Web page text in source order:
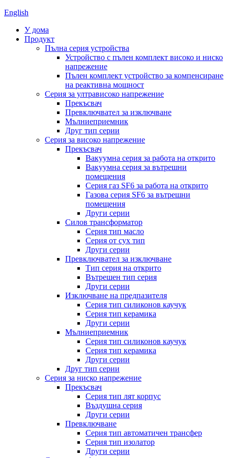
English
У дома
Продукт
Пълна серия устройства
Устройство с пълен комплект високо и ниско
напрежение
Пълен комплект устройство за компенсиране
на реактивна мощност
Серия за ултрависоко напрежение
Прекъсвач
Превключвател за изключване
Мълниеприемник
Друг тип серии
Серия за високо напрежение
Прекъсвач
Вакуумна серия за работа на открито
Вакуумна серия за вътрешни
помещения
Серия газ SF6 за работа на открито
Газова серия SF6 за вътрешни
помещения
Други серии
Силов трансформатор
Серия тип масло
Серия от сух тип
Други серии
Превключвател за изключване
Тип серия на открито
Вътрешен тип серия
Други серии
Изключване на предпазителя
Серия тип силиконов каучук
Серия тип керамика
Други серии
Мълниеприемник
Серия тип силиконов каучук
Серия тип керамика
Други серии
Друг тип серии
Серия за ниско напрежение
Прекъсвач
Серия тип лят корпус
Въздушна серия
Други серии
Превключване
Серия тип автоматичен трансфер
Серия тип изолатор
Други серии